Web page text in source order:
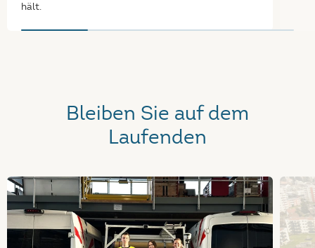
hält.
Bleiben Sie auf dem
Laufenden